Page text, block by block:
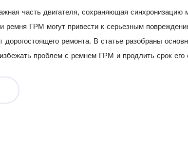
часть двигателя, сохраняющая
ремня ГРМ могут привести к серьезным
дорогостоящего ремонта. В статье разобраны
проблем с ремнем ГРМ и продлить срок